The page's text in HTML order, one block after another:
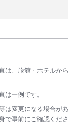
は、旅館・ホテルか
は一例です。
は変更になる場合が
で事前にご確認くださ